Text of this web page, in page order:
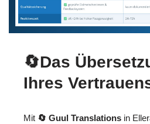
🔄Das
Ihres
Mit 🔄 Guul Translations in